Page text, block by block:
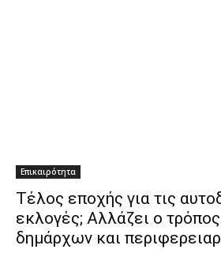
Επικαιρότητα
Τέλος εποχής για τις
εκλογές; Αλλάζει ο
δημάρχων και